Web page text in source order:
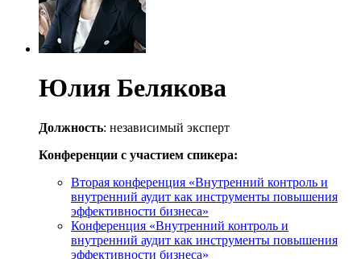
Юлия Белякова
Должность: независимый эксперт
Конференции с участием спикера:
Вторая конференция «Внутренний контроль и
внутренний аудит как инструменты повышения
эффективности бизнеса»
Конференция «Внутренний контроль и
внутренний аудит как инструменты повышения
эффективности бизнеса»